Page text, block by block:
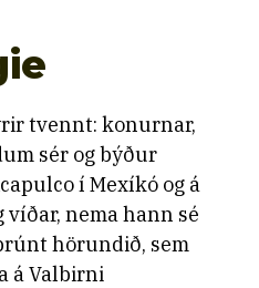
tvennt: konurnar,
sér og býður
í Mexíkó og á
nema hann sé
hörundið, sem
á Valbirni